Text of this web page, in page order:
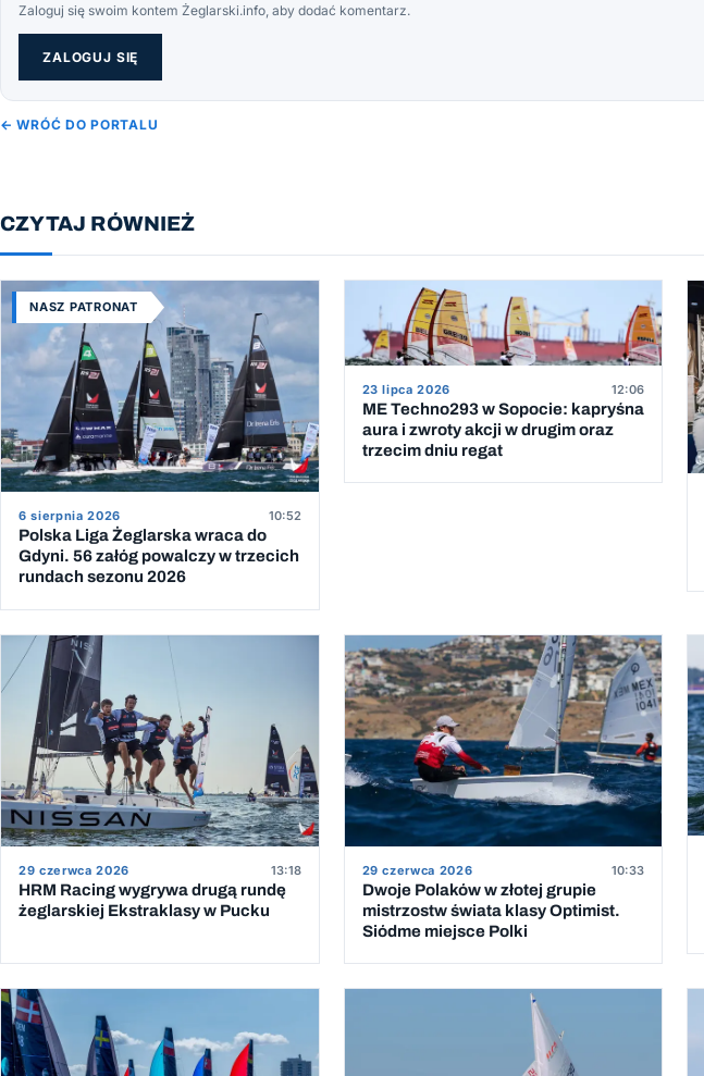
Zaloguj się swoim kontem Żeglarski.info, aby dodać komentarz.
ZALOGUJ SIĘ
← WRÓĆ DO PORTALU
CZYTAJ RÓWNIEŻ
NASZ PATRONAT
6 sierpnia 2026 10:52
Polska Liga Żeglarska wraca do
Gdyni. 56 załóg powalczy w trzecich
rundach sezonu 2026
23 lipca 2026 12:06
ME Techno293 w Sopocie: kapryśna
aura i zwroty akcji w drugim oraz
trzecim dniu regat
29 czerwca 2026 13:18
HRM Racing wygrywa drugą rundę
żeglarskiej Ekstraklasy w Pucku
29 czerwca 2026 10:33
Dwoje Polaków w złotej grupie
mistrzostw świata klasy Optimist.
Siódme miejsce Polki